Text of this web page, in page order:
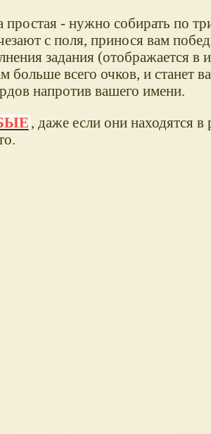
простая - нужно собирать по
с поля, принося вам
задания (отображается в
больше всего очков, и станет
напротив вашего имени.
, даже если они находятся